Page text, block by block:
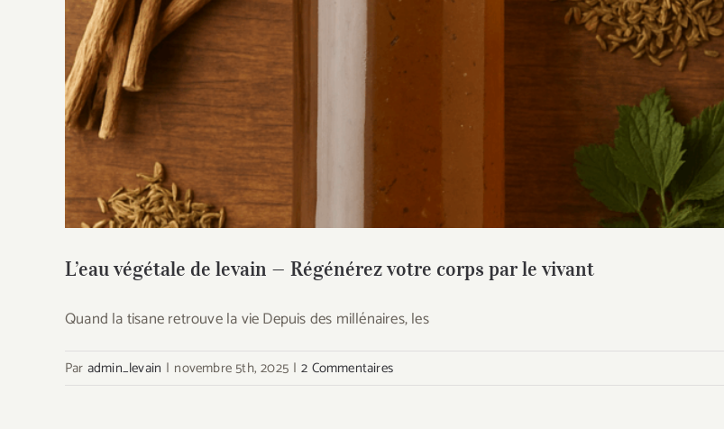
L’eau végétale de levain — Régénérez votre corps par le vivant
L’eau végétale de levain — Régénérez votre corps par le vivant
Quand la tisane retrouve la vie Depuis des millénaires, les
Par admin_levain | novembre 5th, 2025 | 2 Commentaires